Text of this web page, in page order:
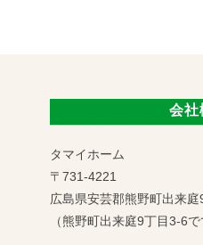
会社
タマイホーム
〒731-4221
広島県安芸郡熊野町出来
（熊野町出来庭9丁目3-6で